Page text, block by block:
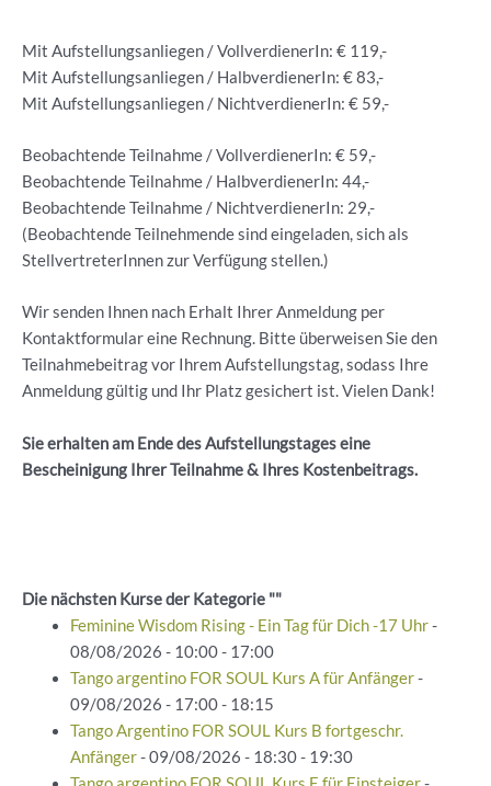
Mit Aufstellungsanliegen / VollverdienerIn: € 119,-
Mit Aufstellungsanliegen / HalbverdienerIn: € 83,-
Mit Aufstellungsanliegen / NichtverdienerIn: € 59,-
Beobachtende Teilnahme / VollverdienerIn: € 59,-
Beobachtende Teilnahme / HalbverdienerIn: 44,-
Beobachtende Teilnahme / NichtverdienerIn: 29,-
(Beobachtende Teilnehmende sind eingeladen, sich als
StellvertreterInnen zur Verfügung stellen.)
Wir senden Ihnen nach Erhalt Ihrer Anmeldung per
Kontaktformular eine Rechnung. Bitte überweisen Sie den
Teilnahmebeitrag vor Ihrem Aufstellungstag, sodass Ihre
Anmeldung gültig und Ihr Platz gesichert ist. Vielen Dank!
Sie erhalten am Ende des Aufstellungstages eine
Bescheinigung Ihrer Teilnahme & Ihres Kostenbeitrags.
Die nächsten Kurse der Kategorie ""
Feminine Wisdom Rising - Ein Tag für Dich -17 Uhr-
08/08/2026 - 10:00 - 17:00
Tango argentino FOR SOUL Kurs A für Anfänger-
09/08/2026 - 17:00 - 18:15
Tango Argentino FOR SOUL Kurs B fortgeschr.
Anfänger- 09/08/2026 - 18:30 - 19:30